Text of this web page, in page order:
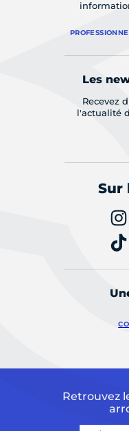
Les
Recevez
l'actualité
Sur
Retrouvez